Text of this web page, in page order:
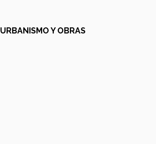
URBANISMO Y OBRAS